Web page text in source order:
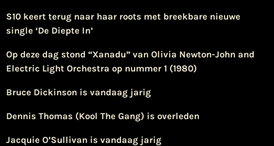
S10 keert terug naar haar roots met breekbare nieuwe
single ‘De Diepte In’
Op deze dag stond “Xanadu” van Olivia Newton-John and
Electric Light Orchestra op nummer 1 (1980)
Bruce Dickinson is vandaag jarig
Dennis Thomas (Kool The Gang) is overleden
Jacquie O’Sullivan is vandaag jarig